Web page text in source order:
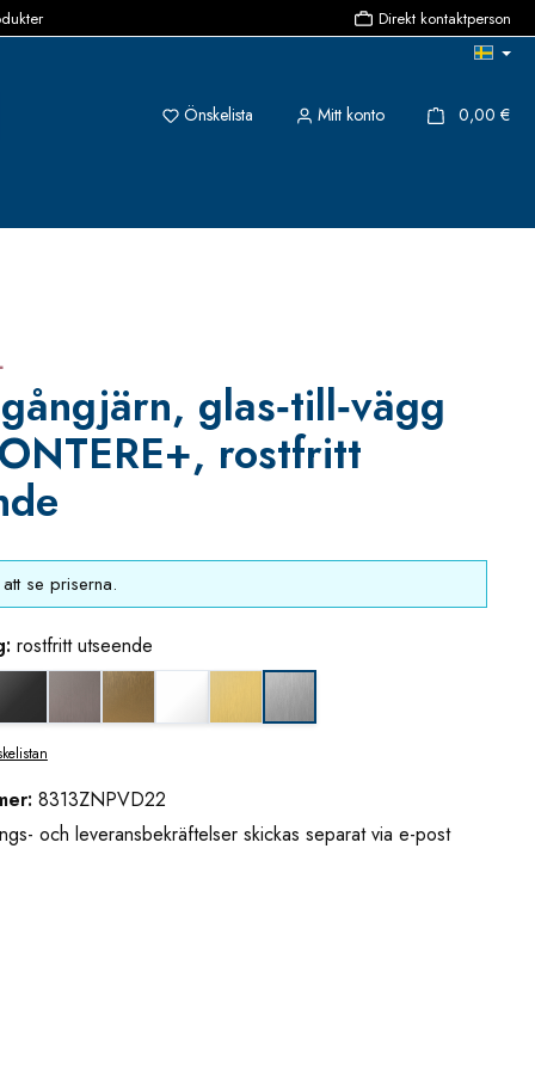
Direkt kontaktperson
Önskelista Du har 0 objekt i önskelistan
Mitt konto 0,00 €
glas‑till‑vägg
rostfritt
se priserna.
rostfritt utseende
grafitmetall utseende (borstad)
guldbrons utseende (borstad)mässing/guld utseende (borstad)
rostfritt utseende
8313ZNPVD22
och leveransbekräftelser skickas separat via e-post